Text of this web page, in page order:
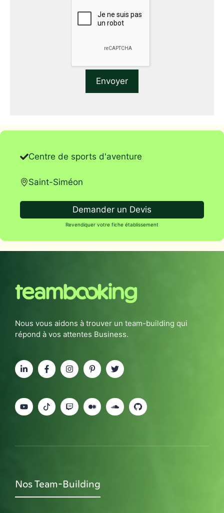
Centre de sports d'aventure
Saint-Siméon
Demander un Devis
Revendiquer votre fiche établissement
Nous vous aidons à trouver un team-building qui
répond à vos attentes Business.
Nos Team-Building